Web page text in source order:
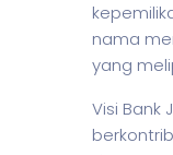
nama
yang
Visi